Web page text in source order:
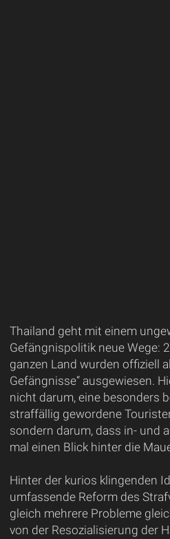
Thailand geht mit einem
Gefängnispolitik neue Wege:
ganzen Land wurden offiziell
Gefängnisse“ ausgewiesen.
nicht darum, eine besonders
straffällig gewordene
sondern darum, dass in- und
mal einen Blick hinter die
Hinter der kurios klingenden
umfassende Reform des
gleich mehrere Probleme
von der Resozialisierung der